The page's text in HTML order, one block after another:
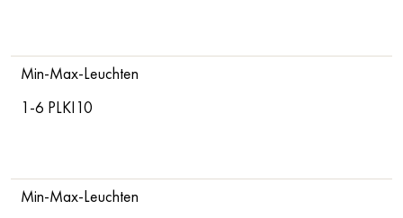
Min-Max-Leuchten
1-6 PLKI10
Min-Max-Leuchten